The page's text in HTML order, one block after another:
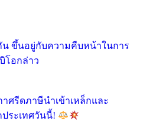
ขึ้นอยู่กับความคืบหน้าในการ
โอกล่าว
าศรีดภาษีนำเข้าเหล็กและ
ประเทศวันนี้!